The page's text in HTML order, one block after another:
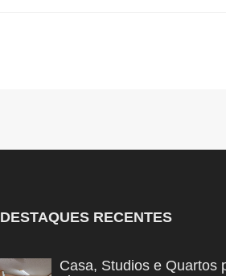
DESTAQUES RECENTES
Casa, Studios e Quartos